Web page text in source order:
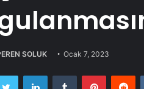
SOLUK Ocak 7, 2023
Twitter LinkedInTumblr Pinterest